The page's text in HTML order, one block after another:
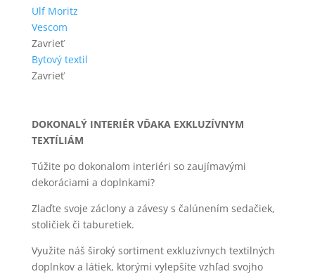
Ulf Moritz
Vescom
Zavrieť
Bytový textil
Zavrieť
DOKONALÝ INTERIÉR VĎAKA EXKLUZÍVNYM
TEXTÍLIÁM
Túžite po dokonalom interiéri so zaujímavými
dekoráciami a doplnkami?
Zlaďte svoje záclony a závesy s čalúnením sedačiek,
stoličiek či taburetiek.
Využite náš široký sortiment exkluzívnych textilných
doplnkov a látiek, ktorými vylepšíte vzhľad svojho